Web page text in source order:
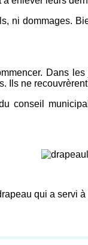
ni dommages.
Dans
Ils ne
conseil
qui a servi